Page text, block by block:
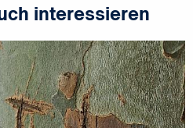
interessieren